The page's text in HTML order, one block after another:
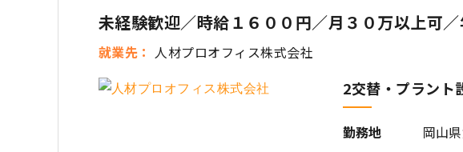
未経験歓迎／時給１６００円／月３０万以上可
就業先 人材プロオフィス株式会社
2交替・プラント
勤務地 岡山